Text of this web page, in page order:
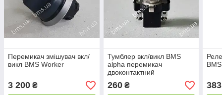
Перемикач змішувач вкл/
викл BMS Worker
3 200 ₴
Тумблер вкл/викл BMS
alpha перемикач
двоконтактний
260₴ 383